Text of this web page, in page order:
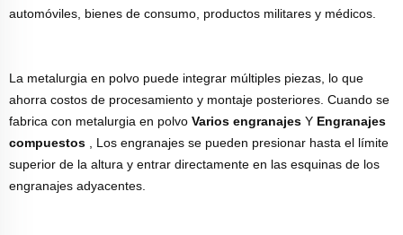
automóviles, bienes de consumo, productos militares y médicos.
La metalurgia en polvo puede integrar múltiples piezas, lo que
ahorra costos de procesamiento y montaje posteriores. Cuando se
fabrica con metalurgia en polvo Varios engranajes Y Engranajes
compuestos
, Los engranajes se pueden presionar hasta el límite
superior de la altura y entrar directamente en las esquinas de los
engranajes adyacentes.